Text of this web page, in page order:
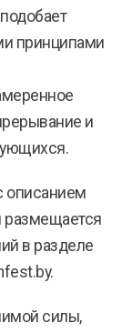
принципами
и
описанием
размещается
в разделе
силы,